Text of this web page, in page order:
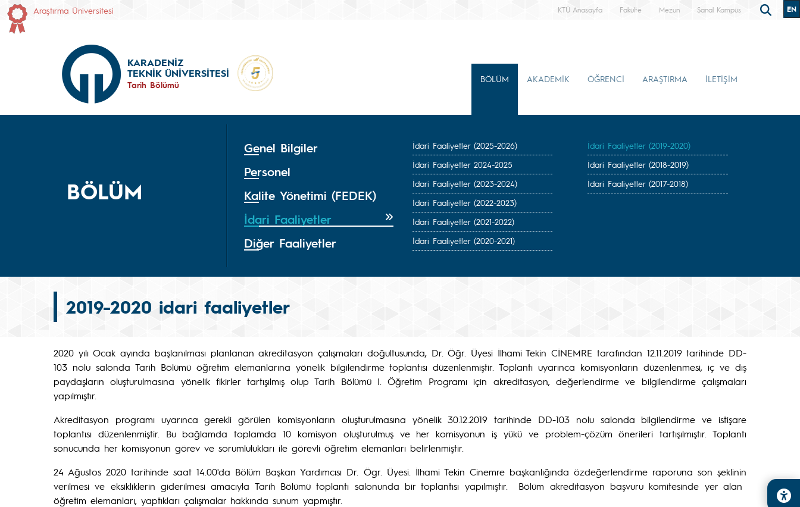
Araştırma Üniversitesi KTÜ Anasayfa Fakülte Mezun Sanal Kampüs EN
KARADENİZ
TEKNİK ÜNİVERSİTESİ
Tarih Bölümü
BÖLÜM AKADEMİK ÖĞRENCİ ARAŞTIRMA İLETİŞİM
BÖLÜM
Genel Bilgiler
Personel
Kalite Yönetimi (FEDEK)
İdari Faaliyetler
Diğer Faaliyetler
İdari Faaliyetler (2025-2026)
İdari Faaliyetler 2024-2025
İdari Faaliyetler (2023-2024)
İdari Faaliyetler (2022-2023)
İdari Faaliyetler (2021-2022)
İdari Faaliyetler (2020-2021)
İdari Faaliyetler (2019-2020)
İdari Faaliyetler (2018-2019)
İdari Faaliyetler (2017-2018)
2019-2020 idari faaliyetler
2020 yılı Ocak ayında başlanılması planlanan akreditasyon çalışmaları doğultusunda, Dr. Öğr. Üyesi İlhami Tekin CİNEMRE tarafından 12.11.2019 tarihinde DD-
103 nolu salonda Tarih Bölümü öğretim elemanlarına yönelik bilgilendirme toplantısı düzenlenmiştir. Toplantı uyarınca komisyonların düzenlenmesi, iç ve dış
paydaşların oluşturulmasına yönelik fikirler tartışılmış olup Tarih Bölümü I. Öğretim Programı için akreditasyon, değerlendirme ve bilgilendirme çalışmaları
yapılmıştır.
Akreditasyon programı uyarınca gerekli görülen komisyonların oluşturulmasına yönelik 30.12.2019 tarihinde DD-103 nolu salonda bilgilendirme ve istişare
toplantısı düzenlenmiştir. Bu bağlamda toplamda 10 komisyon oluşturulmuş ve her komisyonun iş yükü ve problem-çözüm önerileri tartışılmıştır. Toplantı
sonucunda her komisyonun görev ve sorumlulukları ile görevli öğretim elemanları belirlenmiştir.
24 Ağustos 2020 tarihinde saat 14.00'da Bölüm Başkan Yardımcısı Dr. Ögr. Üyesi. İlhami Tekin Cinemre başkanlığında özdeğerlendirme raporuna son şeklinin
verilmesi ve eksikliklerin giderilmesi amacıyla Tarih Bölümü toplantı salonunda bir toplantısı yapılmıştır. Bölüm akreditasyon başvuru komitesinde yer alan
öğretim elemanları, yaptıkları çalışmalar hakkında sunum yapmıştır.